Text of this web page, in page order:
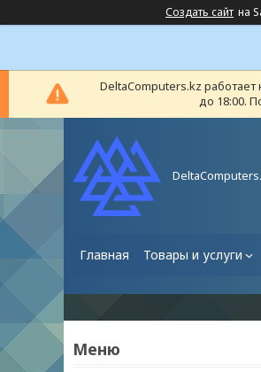
Создать сайт на
DeltaComputers.kz
до 18:00.
Главная Товары и услуги